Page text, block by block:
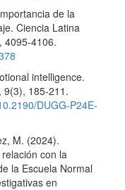
de la
Ciencia Latina
4095-4106.
intelligence.
9(3), 185-211.
DUGG-P24E-
M. (2024).
con la
la Escuela Normal
en